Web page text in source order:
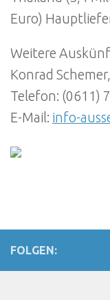
Euro)
Weitere
Konrad Schemer,
Telefon: (0611)
E-Mail: info-
FOLGEN: